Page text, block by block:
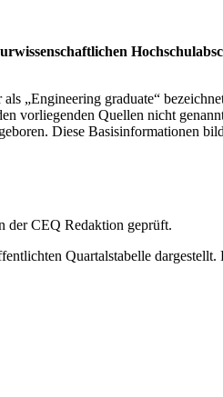
„Engineering graduate“
vorliegenden Quellen nicht
Diese Basisinformationen
der CEQ Redaktion geprüft.
Quartalstabelle